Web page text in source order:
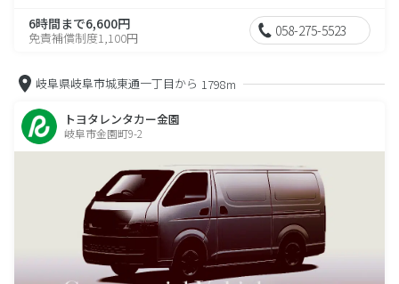
6時間まで6,600円
免責補償制度1,100円 058-275-5523
岐阜県岐阜市城東通一丁目から 1798m
トヨタレンタカー金園
岐阜市金園町9-2